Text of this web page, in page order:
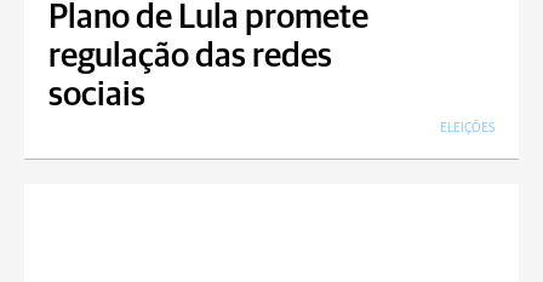
Plano de Lula promete
regulação das redes
sociais
ELEIÇÕES